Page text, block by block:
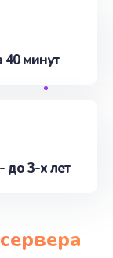
40 минут
до 3-х лет